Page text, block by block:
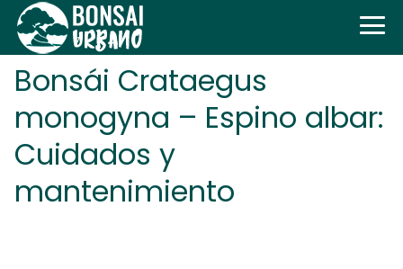
Bonsái Crataegus
monogyna – Espino albar:
Cuidados y
mantenimiento